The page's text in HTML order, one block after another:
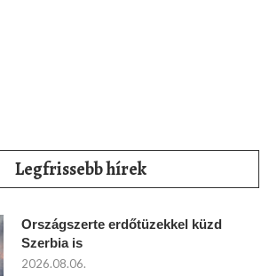
Legfrissebb hírek
Országszerte erdőtüzekkel küzd
Szerbia is
2026.08.06.